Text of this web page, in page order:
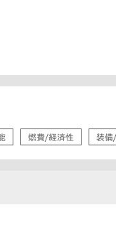
燃費/経済性 装備